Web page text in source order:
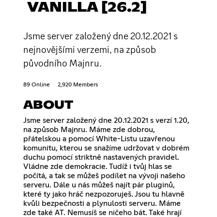
VANILLA [26.2]
Jsme server založený dne 20.12.2021 s
nejnovějšími verzemi, na způsob
původního Majnru.
89 Online 2,920 Members
ABOUT
Jsme server založený dne 20.12.2021 s verzí 1.20,
na způsob Majnru. Máme zde dobrou,
přátelskou a pomocí White-Listu uzavřenou
komunitu, kterou se snažíme udržovat v dobrém
duchu pomocí striktně nastavených pravidel.
Vládne zde demokracie. Tudíž i tvůj hlas se
počítá, a tak se můžeš podílet na vývoji našeho
serveru. Dále u nás můžeš najít pár pluginů,
které ty jako hráč nezpozoruješ. Jsou tu hlavně
kvůli bezpečnosti a plynulosti serveru. Máme
zde také AT. Nemusíš se ničeho bát. Také hrají